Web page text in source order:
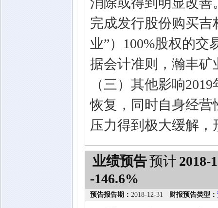
完成发行股份购买
业”）100%股权的
据会计准则，瀚丰矿
（三）其他影响
恢复，同时自身经
压力得到极大缓解，
业绩预告预计 2018-
-146.6%
预告报告期： 2018-12-31 财报预告类型：